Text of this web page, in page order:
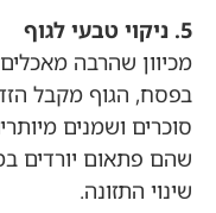
5. ניקוי טבעי לגוף
מכיוון שהרבה
בפסח, הגוף מקבל
סוכרים ושמנים
שהם פתאום יורדים
שינוי התזונה.